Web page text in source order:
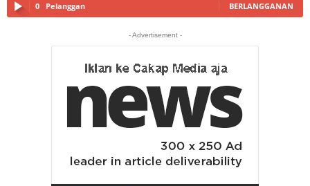
0 Pelanggan BERLANGGANAN
- Advertisement -